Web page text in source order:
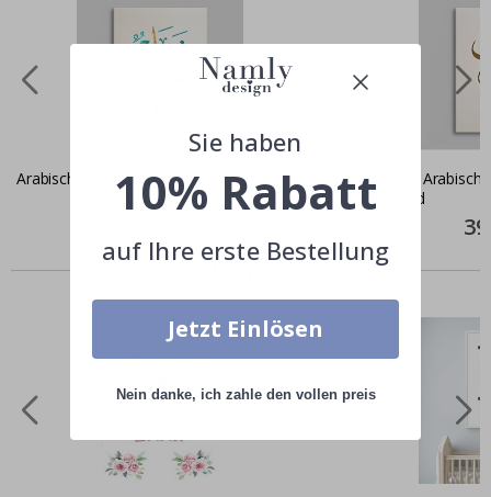
Arabische Kalligraphie Leinwand
Special
Price
39,00 €
Elegante
Leinwand
Ähnliche produkte
Sie haben
10% Rabatt
auf Ihre erste Bestellung
Jetzt Einlösen
Nein danke, ich zahle den vollen preis